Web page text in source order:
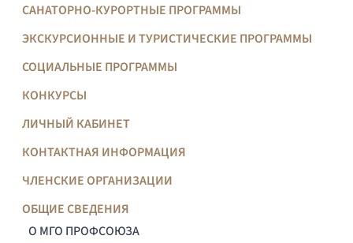
САНАТОРНО-КУРОРТНЫЕ ПРОГРАММЫ
ЭКСКУРСИОННЫЕ И ТУРИСТИЧЕСКИЕ ПРОГРАММЫ
СОЦИАЛЬНЫЕ ПРОГРАММЫ
КОНКУРСЫ
ЛИЧНЫЙ КАБИНЕТ
КОНТАКТНАЯ ИНФОРМАЦИЯ
ЧЛЕНСКИЕ ОРГАНИЗАЦИИ
ОБЩИЕ СВЕДЕНИЯ
О МГО ПРОФСОЮЗА